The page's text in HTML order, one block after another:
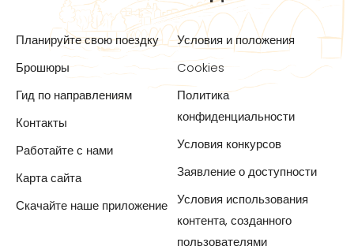
Планируйте свою поездку
Брошюры
Гид по направлениям
Контакты
Работайте с нами
Карта сайта
Скачайте наше приложение
Условия и положения
Cookies
Политика
конфиденциальности
Условия конкурсов
Заявление о доступности
Условия использования
контента, созданного
пользователями